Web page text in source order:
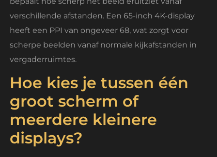
verschillende afstanden. Een 65-inch 4K-display
heeft een PPI van ongeveer 68, wat zorgt voor
scherpe beelden vanaf normale kijkafstanden in
vergaderruimtes.
Hoe kies je tussen één
groot scherm of
meerdere kleinere
displays?